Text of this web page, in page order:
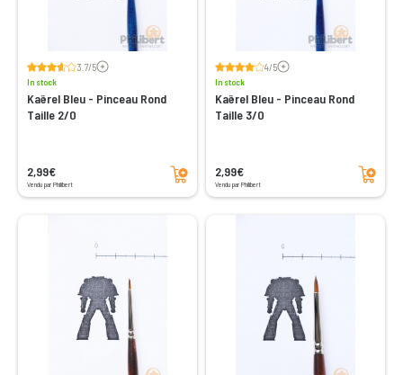
3.7/5Voir les avis
In stock
Kaërel Bleu - Pinceau Rond
Taille 2/0
2,99€
Vendu par Philibert
Add to cart
4/5Voir les avis
In stock
Kaërel Bleu - Pinceau Rond
Taille 3/0
2,99€
Vendu par Philibert
Add to cart